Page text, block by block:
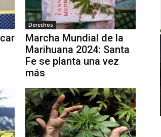
Derechos
Marcha Mundial de la
Marihuana 2024: Santa
Fe se planta una vez
más